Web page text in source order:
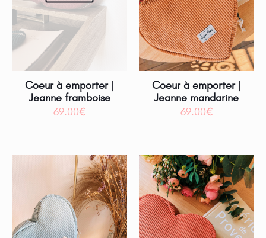
Coeur à emporter |
Jeanne framboise
69.00€
Coeur à emporter |
Jeanne mandarine
69.00€